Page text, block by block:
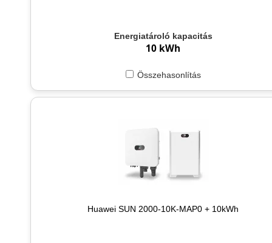
Energiatároló kapacitás
10 kWh
Összehasonlítás
Huawei SUN 2000-10K-MAP0 + 10kWh